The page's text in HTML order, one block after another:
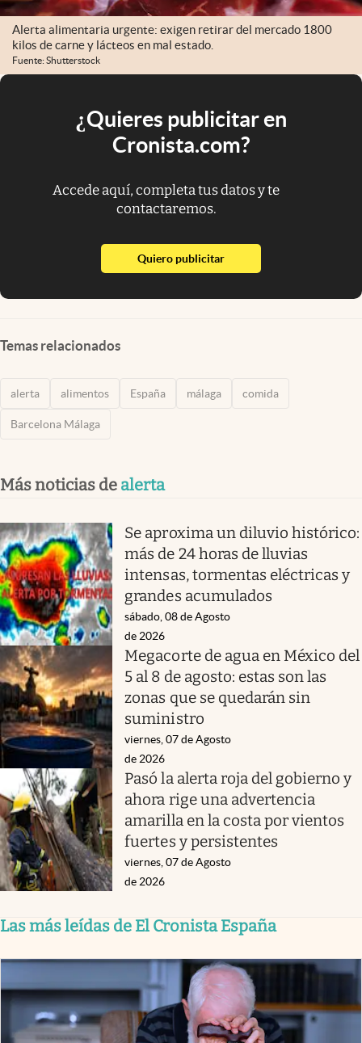
Alerta alimentaria urgente: exigen retirar del mercado 1800
kilos de carne y lácteos en mal estado.
Fuente: Shutterstock
¿Quieres publicitar en
Cronista.com?
Accede aquí, completa tus datos y te
contactaremos.
Quiero publicitarabre en nueva pestaña
Temas relacionados
alerta alimentos España málaga comida
Barcelona Málaga
Más noticias de alerta
Se aproxima un diluvio histórico:
más de 24 horas de lluvias
intensas, tormentas eléctricas y
grandes acumulados
sábado, 08 de Agosto
de 2026
Megacorte de agua en México del
5 al 8 de agosto: estas son las
zonas que se quedarán sin
suministro
viernes, 07 de Agosto
de 2026
Pasó la alerta roja del gobierno y
ahora rige una advertencia
amarilla en la costa por vientos
fuertes y persistentes
viernes, 07 de Agosto
de 2026
Las más leídas de El Cronista España